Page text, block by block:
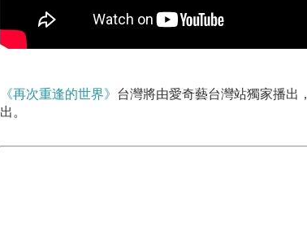
《再次重逢的世界》 台灣將由愛奇藝台灣站獨家播出，
出。